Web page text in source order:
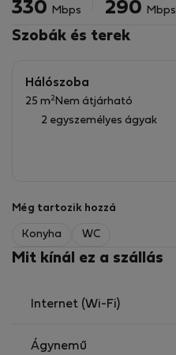
330 Mbps 290 Mbps
Szobák és terek
Hálószoba
25 m2 Nem átjárható
2 egyszemélyes ágyak
Még tartozik hozzá
Konyha WC
Mit kínál ez a szállás
Internet (Wi-Fi)
Ágynemű